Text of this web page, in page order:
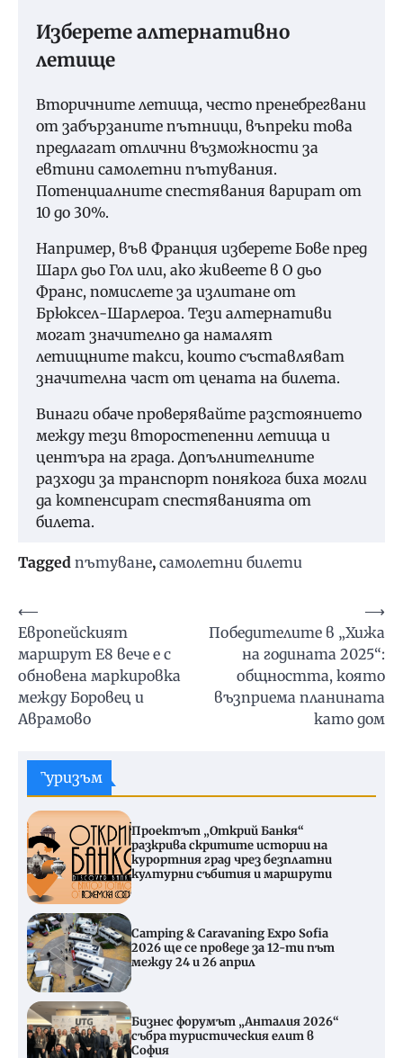
Изберете алтернативно
летище
Вторичните летища, често пренебрегвани
от забързаните пътници, въпреки това
предлагат отлични възможности за
евтини самолетни пътувания.
Потенциалните спестявания варират от
10 до 30%.
Например, във Франция изберете Бове пред
Шарл дьо Гол или, ако живеете в О дьо
Франс, помислете за излитане от
Брюксел-Шарлероа. Тези алтернативи
могат значително да намалят
летищните такси, които съставляват
значителна част от цената на билета.
Винаги обаче проверявайте разстоянието
между тези второстепенни летища и
центъра на града. Допълнителните
разходи за транспорт понякога биха могли
да компенсират спестяванията от
билета.
Tagged пътуване, самолетни билети
Навигация
⟵
Европейският
маршрут Е8 вече е с
обновена маркировка
между Боровец и
Аврамово
Победителите в „Хижа
на годината 2025“:
общността, която
възприема планината
като дом
⟶
Туризъм
Проектът „Открий Банкя“
разкрива скритите истории на
курортния град чрез безплатни
културни събития и маршрути
Camping & Caravaning Expo Sofia
2026 ще се проведе за 12-ти път
между 24 и 26 април
Бизнес форумът „Анталия 2026“
събра туристическия елит в
София